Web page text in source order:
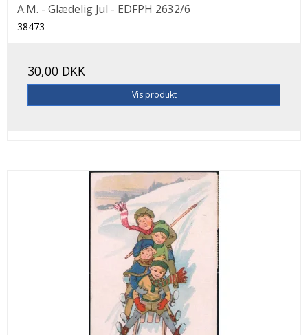
A.M. - Glædelig Jul - EDFPH 2632/6
38473
30,00 DKK
Vis produkt